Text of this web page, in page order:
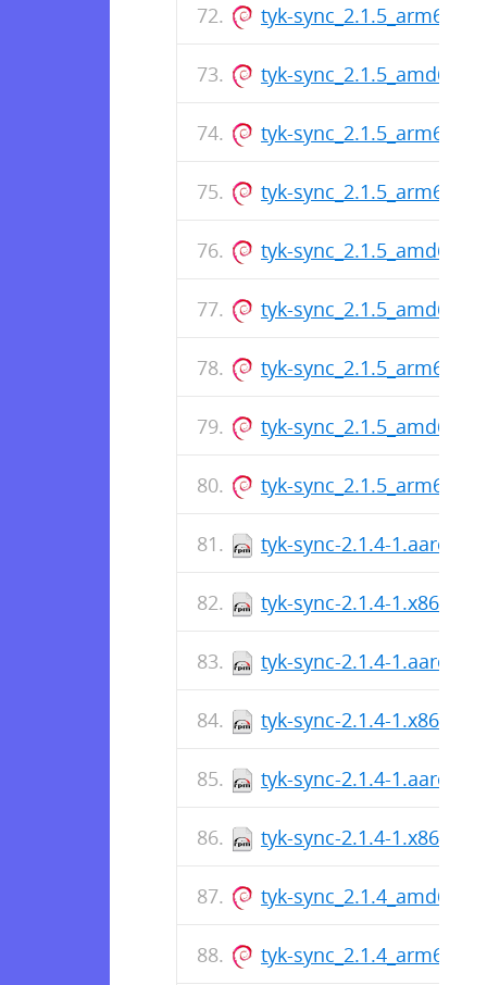
tyk-
tyk-
tyk-
tyk-
tyk-
tyk-
tyk-
tyk-
tyk-
tyk-sync-2.1.4-
tyk-sync-2.1.4-
tyk-sync-2.1.4-
tyk-sync-2.1.4-
tyk-sync-2.1.4-
tyk-sync-2.1.4-
tyk-
tyk-